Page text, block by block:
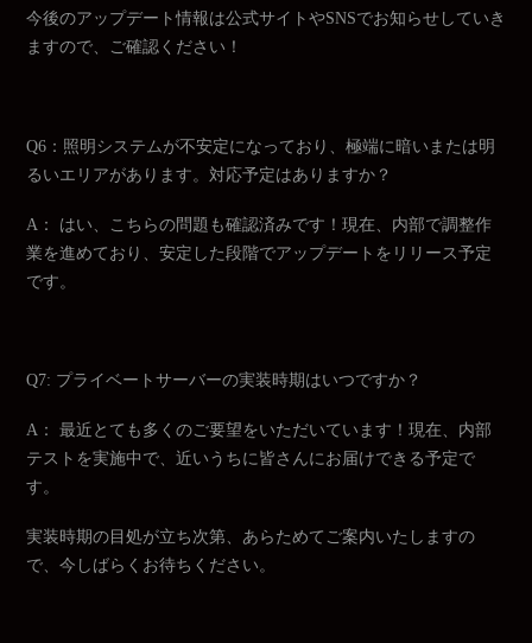
今後のアップデート情報は公式サイトやSNSでお知らせしていき
ますので、ご確認ください！
Q6：照明システムが不安定になっており、極端に暗いまたは明
るいエリアがあります。対応予定はありますか？
A： はい、こちらの問題も確認済みです！現在、内部で調整作
業を進めており、安定した段階でアップデートをリリース予定
です。
Q7: プライベートサーバーの実装時期はいつですか？
A： 最近とても多くのご要望をいただいています！現在、内部
テストを実施中で、近いうちに皆さんにお届けできる予定で
す。
実装時期の目処が立ち次第、あらためてご案内いたしますの
で、今しばらくお待ちください。